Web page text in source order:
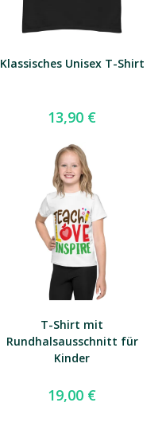
Klassisches Unisex T-Shirt
13,90 €
T-Shirt mit
Rundhalsausschnitt für
Kinder
19,00 €